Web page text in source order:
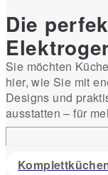
Die
Sie möchten
hier, wie Sie mit
Designs und
ausstatten – für